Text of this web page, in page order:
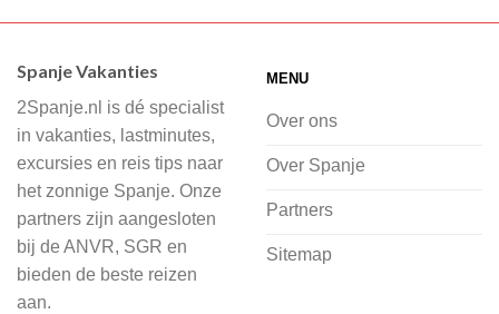
Wij hebben een breed scala aan
of je nu wilt relaxen op het strand,
cultuur wilt ontdekken of avontuur zoekt
in de natuur.
Bij 2Spanje.nl begint de voorpret al
voordat je het vliegtuig instapt, door
inspiratie op te doen over dit zonnige
Spanje Vakanties
2Spanje.nl is dé specialist
in vakanties, lastminutes,
excursies en reis tips naar
het zonnige Spanje. Onze
partners zijn aangesloten
bij de ANVR, SGR en
bieden de beste reizen
aan.
MENU
Over ons
Over Spanje
Partners
Sitemap